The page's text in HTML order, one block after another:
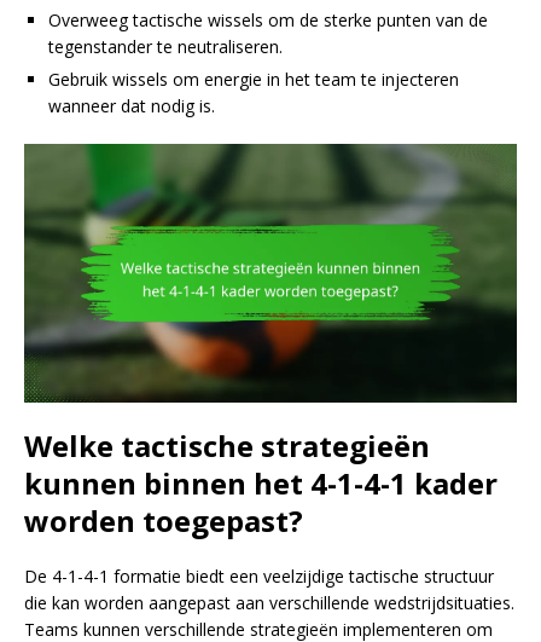
Overweeg tactische wissels om de sterke punten van de
tegenstander te neutraliseren.
Gebruik wissels om energie in het team te injecteren
wanneer dat nodig is.
Welke tactische strategieën
kunnen binnen het 4-1-4-1 kader
worden toegepast?
De 4-1-4-1 formatie biedt een veelzijdige tactische structuur
die kan worden aangepast aan verschillende wedstrijdsituaties.
Teams kunnen verschillende strategieën implementeren om